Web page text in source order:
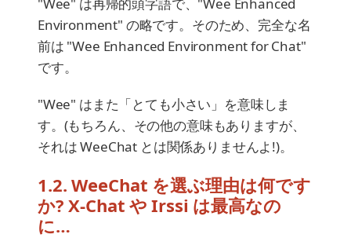
Environment" の略です。そのため、完全な名
前は "Wee Enhanced Environment for Chat"
です。
"Wee" はまた「とても小さい」を意味しま
す。(もちろん、その他の意味もありますが、
それは WeeChat とは関係ありませんよ!)。
1.2. WeeChat を選ぶ理由は何です
か? X-Chat や Irssi は最高なの
に…​